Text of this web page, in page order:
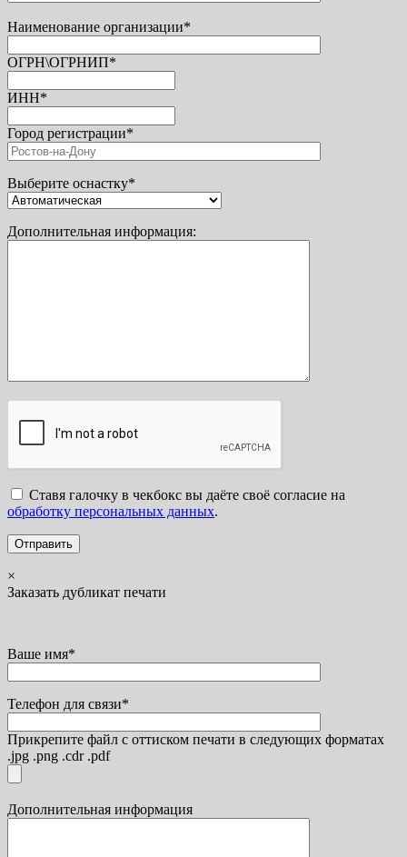
Наименование организации*
ОГРН\ОГРНИП*
ИНН*
Город регистрации*
Выберите оснастку*
Дополнительная информация:
Ставя галочку в чекбокс вы даёте своё согласие на
обработку персональных данных.
×
Заказать дубликат печати
Ваше имя*
Телефон для связи*
Прикрепите файл с оттиском печати в следующих форматах
.jpg .png .cdr .pdf
Дополнительная информация